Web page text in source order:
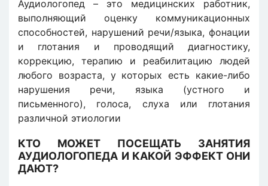
Аудиологопед – это медицинских работник,
выполняющий оценку коммуникационных
способностей, нарушений речи/языка, фонации
и глотания и проводящий диагностику,
коррекцию, терапию и реабилитацию людей
любого возраста, у которых есть какие-либо
нарушения речи, языка (устного и
письменного), голоса, слуха или глотания
различной этиологии
КТО МОЖЕТ ПОСЕЩАТЬ ЗАНЯТИЯ
АУДИОЛОГОПЕДА И КАКОЙ ЭФФЕКТ ОНИ
ДАЮТ?